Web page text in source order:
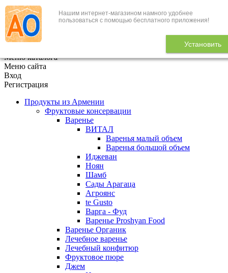
Нашим интернет-магазином намного удобнее
пользоваться с помощью бесплатного приложения!
Установить
+7 (495) 646-888-1
В корзине 0
Меню каталога
Меню сайта
Вход
Регистрация
Продукты из Армении
Фруктовые консервации
Варенье
ВИТАЛ
Варенья малый объем
Варенья большой объем
Иджеван
Ноян
Шамб
Сады Арагаца
Агроянс
te Gusto
Варга - Фуд
Варенье Proshyan Food
Варенье Органик
Лечебное варенье
Лечебный конфитюр
Фруктовое пюре
Джем